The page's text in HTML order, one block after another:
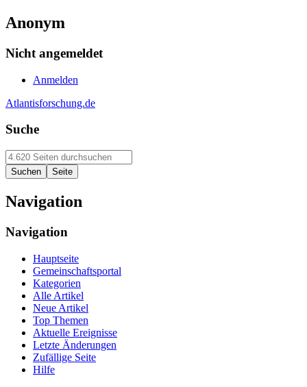
Anonym
Nicht angemeldet
Anmelden
Atlantisforschung.de
Suche
Navigation
Navigation
Hauptseite
Gemeinschaftsportal
Kategorien
Alle Artikel
Neue Artikel
Top Themen
Aktuelle Ereignisse
Letzte Änderungen
Zufällige Seite
Hilfe